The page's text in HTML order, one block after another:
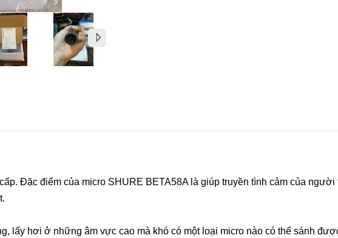
Đặc điểm của micro SHURE BETA58A là giúp truyền tình cảm của
lấy hơi ở những âm vực cao mà khó có một loại micro nào có thể sánh